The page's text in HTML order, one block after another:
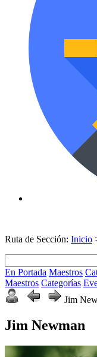
Ruta de Sección: Inicio
En Portada Maestros
Maestros Categorías
Jim
Jim Newman